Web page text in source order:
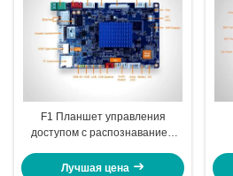
F1 Планшет управления
доступом с распознаванием
USB 2.0 ports
Лучшая цена